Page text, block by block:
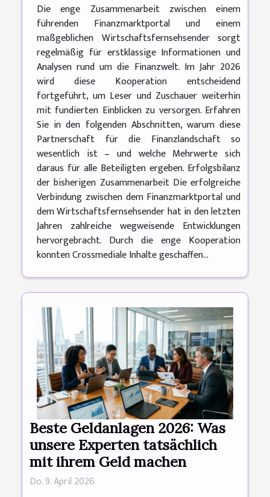
Die enge Zusammenarbeit zwischen einem
führenden Finanzmarktportal und einem
maßgeblichen Wirtschaftsfernsehsender sorgt
regelmäßig für erstklassige Informationen und
Analysen rund um die Finanzwelt. Im Jahr 2026
wird diese Kooperation entscheidend
fortgeführt, um Leser und Zuschauer weiterhin
mit fundierten Einblicken zu versorgen. Erfahren
Sie in den folgenden Abschnitten, warum diese
Partnerschaft für die Finanzlandschaft so
wesentlich ist – und welche Mehrwerte sich
daraus für alle Beteiligten ergeben. Erfolgsbilanz
der bisherigen Zusammenarbeit Die erfolgreiche
Verbindung zwischen dem Finanzmarktportal und
dem Wirtschaftsfernsehsender hat in den letzten
Jahren zahlreiche wegweisende Entwicklungen
hervorgebracht. Durch die enge Kooperation
konnten Crossmediale Inhalte geschaffen...
Beste Geldanlagen 2026: Was
unsere Experten tatsächlich
mit ihrem Geld machen
Do. 9. April 2026